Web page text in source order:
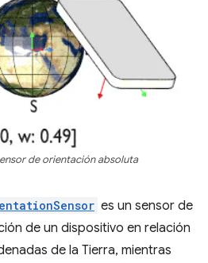
de orientación absoluta
es un sensor de
de un dispositivo en relación
de la Tierra, mientras